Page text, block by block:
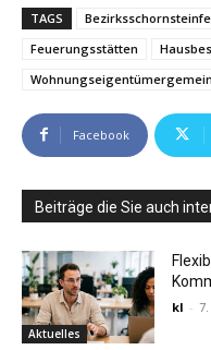
TAGS
Feuerungsstätten
Facebook
Beiträge die Sie auch
Aktuelles
kl -